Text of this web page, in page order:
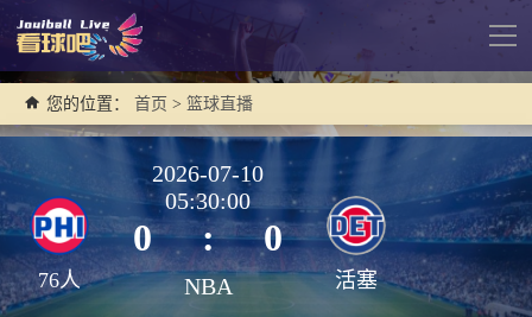
导
您的位置： 首页 > 篮球直播
76人
2026-07-10
05:30:00
0 : 0
NBA
活塞